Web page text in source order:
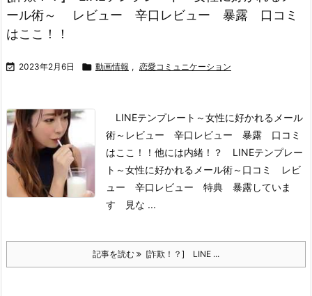
ール術～ レビュー 辛口レビュー 暴露 口コミ
はここ！！
 2023年2月6日  動画情報 , 恋愛コミュニケーション
LINEテンプレート～女性に好かれるメール
術～ レビュー 辛口レビュー 暴露 口コミ
はここ！！ 他には内緒！？ LINEテンプレー
ト～女性に好かれるメール術～ 口コミ レビ
ュー 辛口レビュー 特典 暴露していま
す 見な ...
記事を読む [詐欺！？] LINE ...